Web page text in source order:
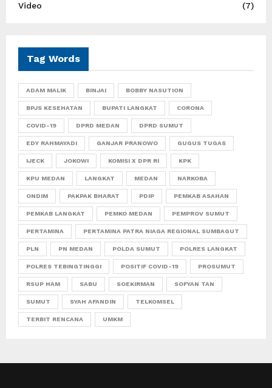
Video
(7)
Tag Words
ADAM MALIK BINJAI BOBBY NASUTION
BPJS KESEHATAN BUPATI LANGKAT CORONA
COVID-19 DPRD MEDAN DPRD SUMUT
EDY RAHMAYADI GANJAR PRANOWO GUGUS TUGAS
IJECK JOKOWI KOMISI X DPR RI KPK
KPU MEDAN LANGKAT MEDAN NARKOBA
ONDIM PAKPAK BHARAT PDIP PEMKAB ASAHAN
PEMKAB LANGKAT PEMKO MEDAN PEMPROV SUMUT
PERTAMINA PERTAMINA PATRA NIAGA REGIONAL SUMBAGUT
PLN PN MEDAN POLDA SUMUT POLRES LANGKAT
POLRES TEBINGTINGGI POSITIF COVID-19 PROSUMUT
RSUP HAM SABU SOEKIRMAN SOFYAN TAN
SUMUT SYAH AFANDIN TELKOMSEL
TERBIT RENCANA UMKM